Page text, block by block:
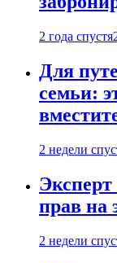
2 года спустя
Для
семьи:
2 недели
прав на
2 недели